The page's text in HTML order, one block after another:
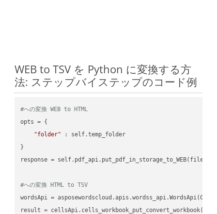
WEB to TSV を Python に変換する方
法: ステップバイステップのコード例
#への変換 WEB to HTML
opts = {
"folder" : self.temp_folder
}
response =
#への変換 HTML to TSV
wordsApi =
result =